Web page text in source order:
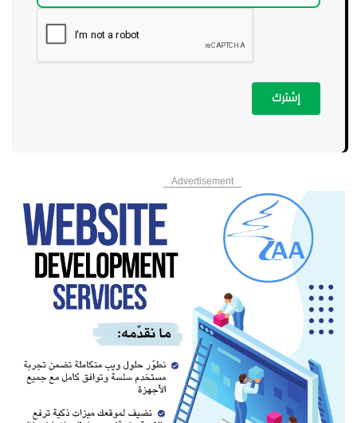
إشترك
Advertisement